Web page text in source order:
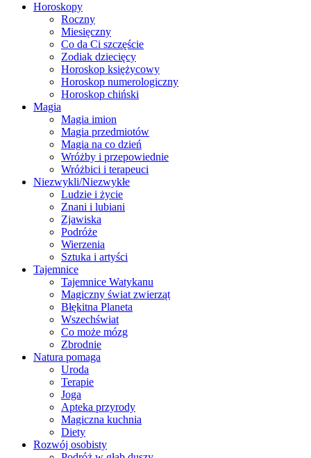
Horoskopy
Roczny
Miesięczny
Co da Ci szczęście
Zodiak dziecięcy
Horoskop księżycowy
Horoskop numerologiczny
Horoskop chiński
Magia
Magia imion
Magia przedmiotów
Magia na co dzień
Wróżby i przepowiednie
Wróżbici i terapeuci
Niezwykli/Niezwykłe
Ludzie i życie
Znani i lubiani
Zjawiska
Podróże
Wierzenia
Sztuka i artyści
Tajemnice
Tajemnice Watykanu
Magiczny świat zwierząt
Błękitna Planeta
Wszechświat
Co może mózg
Zbrodnie
Natura pomaga
Uroda
Terapie
Joga
Apteka przyrody
Magiczna kuchnia
Diety
Rozwój osobisty